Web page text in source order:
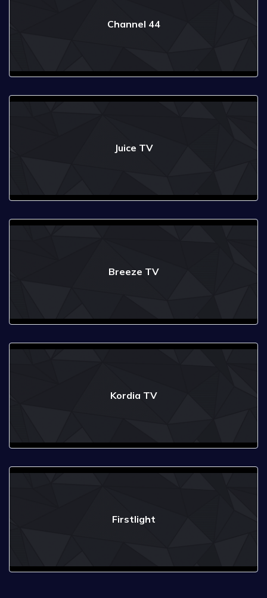
Channel 44
Juice TV
Breeze TV
Kordia TV
Firstlight